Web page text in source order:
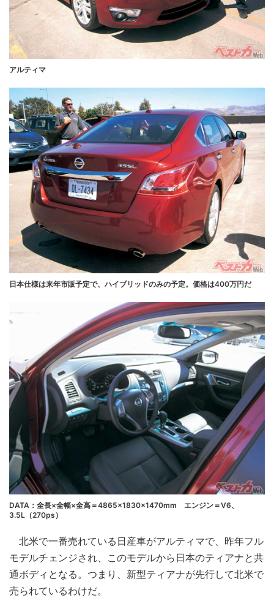
アルティマ
日本仕様は来年市販予定で、ハイブリッドのみの予定。価格は400万円だ
DATA：全長×全幅×全高＝4865×1830×1470mm エンジン＝V6、
3.5L（270ps）
北米で一番売れている日産車がアルティマで、昨年フル
モデルチェンジされ、このモデルから日本のティアナと共
通ボディとなる。つまり、新型ティアナが先行して北米で
売られているわけだ。